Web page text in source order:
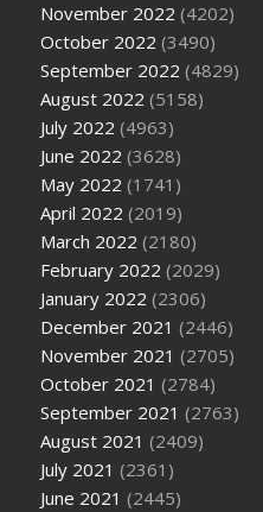
November 2022 (4202)
October 2022 (3490)
September 2022 (4829)
August 2022 (5158)
July 2022 (4963)
June 2022 (3628)
May 2022 (1741)
April 2022 (2019)
March 2022 (2180)
February 2022 (2029)
January 2022 (2306)
December 2021 (2446)
November 2021 (2705)
October 2021 (2784)
September 2021 (2763)
August 2021 (2409)
July 2021 (2361)
June 2021 (2445)